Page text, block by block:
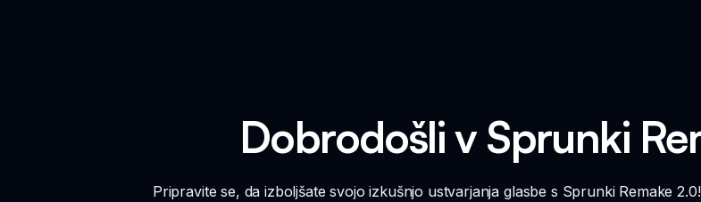
Dobrodošli v Sprunki
Pripravite se, da izboljšate svojo izkušnjo ustvarjanja glasbe s Sprunki Remake